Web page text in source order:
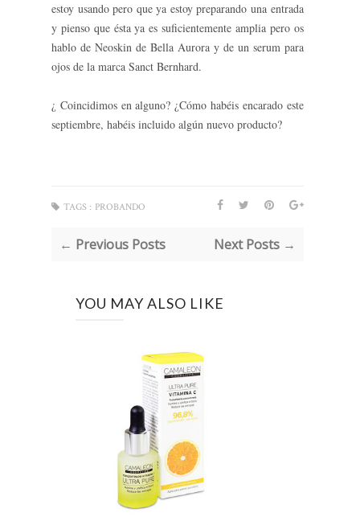
estoy usando pero que ya estoy preparando una entrada
y pienso que ésta ya es suficientemente amplia pero os
hablo de Neoskin de Bella Aurora y de un serum para
ojos de la marca Sanct Bernhard.
¿ Coincidimos en alguno? ¿Cómo habéis encarado este
septiembre, habéis incluido algún nuevo producto?
TAGS : PROBANDO
← Previous Posts Next Posts →
YOU MAY ALSO LIKE